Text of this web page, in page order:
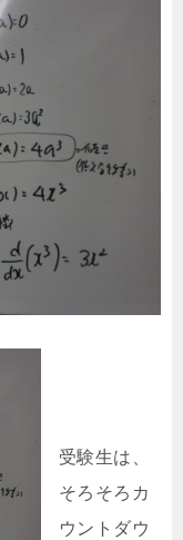
受験生は、
そろそろカ
ウントダウ